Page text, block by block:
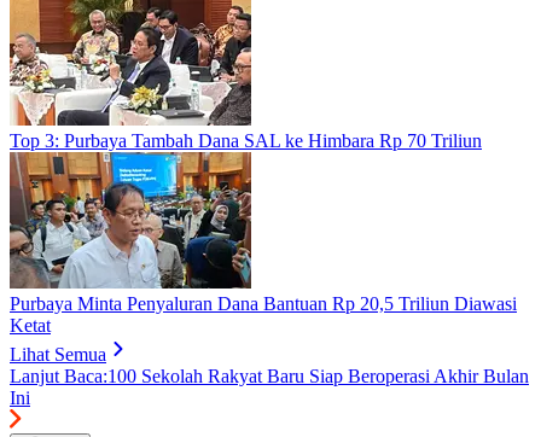
Top 3: Purbaya Tambah Dana SAL ke Himbara Rp 70 Triliun
Purbaya Minta Penyaluran Dana Bantuan Rp 20,5 Triliun Diawasi
Ketat
Lihat Semua
Lanjut Baca:100 Sekolah Rakyat Baru Siap Beroperasi Akhir Bulan
Ini